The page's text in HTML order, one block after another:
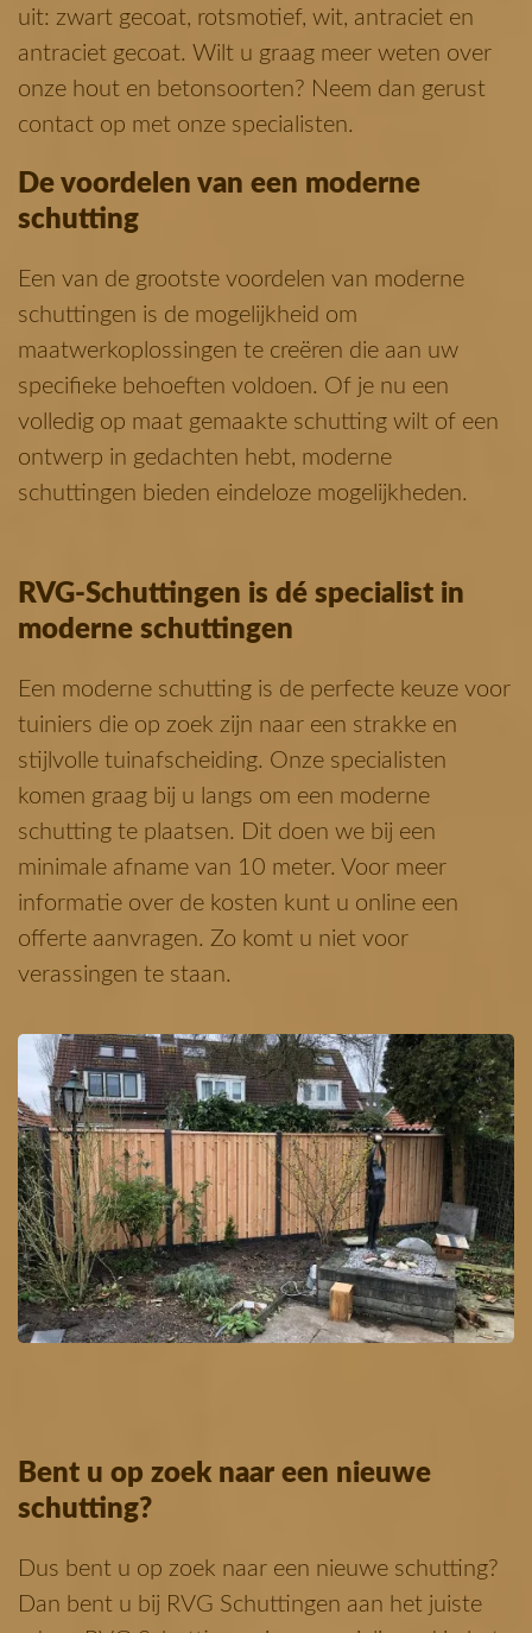
uit: zwart gecoat, rotsmotief, wit, antraciet en
antraciet gecoat. Wilt u graag meer weten over
onze hout en betonsoorten? Neem dan gerust
contact op met onze specialisten.
De voordelen van een moderne
schutting
Een van de grootste voordelen van moderne
schuttingen is de mogelijkheid om
maatwerkoplossingen te creëren die aan uw
specifieke behoeften voldoen. Of je nu een
volledig op maat gemaakte schutting wilt of een
ontwerp in gedachten hebt, moderne
schuttingen bieden eindeloze mogelijkheden.
RVG-Schuttingen is dé specialist in
moderne schuttingen
Een moderne schutting is de perfecte keuze voor
tuiniers die op zoek zijn naar een strakke en
stijlvolle tuinafscheiding. Onze specialisten
komen graag bij u langs om een moderne
schutting te plaatsen. Dit doen we bij een
minimale afname van 10 meter. Voor meer
informatie over de kosten kunt u online een
offerte aanvragen. Zo komt u niet voor
verassingen te staan.
Bent u op zoek naar een nieuwe
schutting?
Dus bent u op zoek naar een nieuwe schutting?
Dan bent u bij RVG Schuttingen aan het juiste